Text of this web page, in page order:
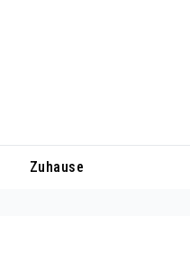
Zuhause